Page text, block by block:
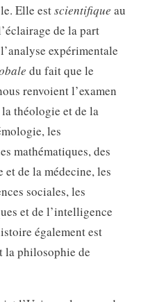
Elle estscientifique au
de la part
expérimentale
du fait que le
renvoient l’examen
théologie et de la
les
mathématiques, des
de la médecine, les
sociales, les
et de l’intelligence
également est
la philosophie de